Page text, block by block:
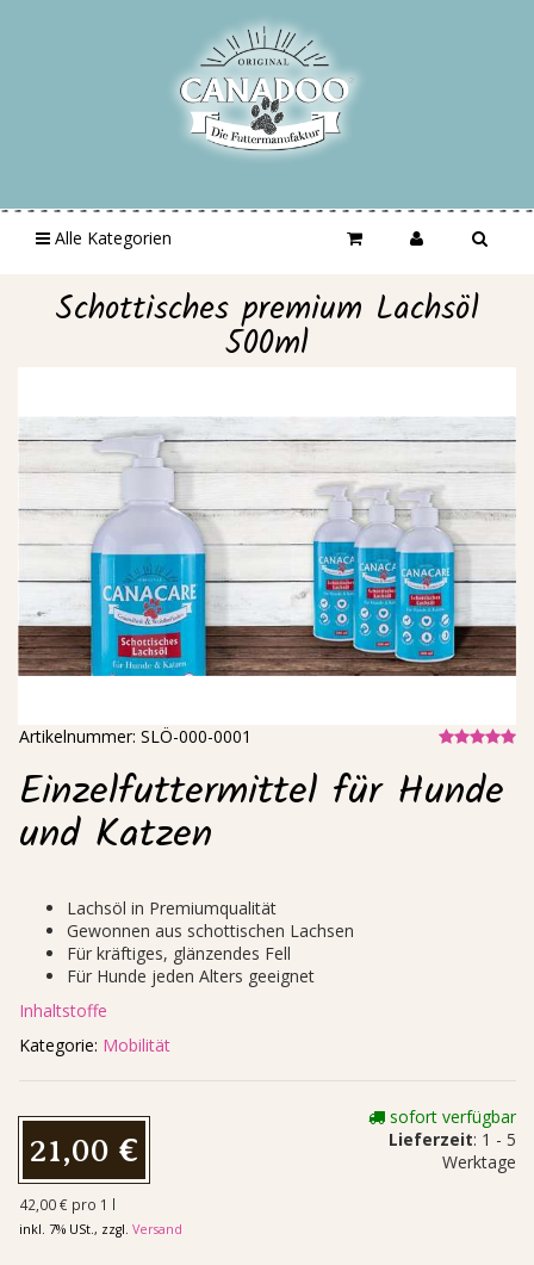
Alle Kategorien
Schottisches premium Lachsöl
500ml
Artikelnummer: SLÖ-000-0001
Einzelfuttermittel für Hunde
und Katzen
Lachsöl in Premiumqualität
Gewonnen aus schottischen Lachsen
Für kräftiges, glänzendes Fell
Für Hunde jeden Alters geeignet
Inhaltstoffe
Kategorie: Mobilität
21,00 €
42,00 € pro 1 l
inkl. 7% USt., zzgl. Versand
sofort verfügbar
Lieferzeit: 1 - 5
Werktage